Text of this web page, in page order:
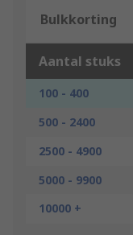
Bulkkorting
Aantal stuks
100 - 400
500 - 2400
2500 - 4900
5000 - 9900
10000 +